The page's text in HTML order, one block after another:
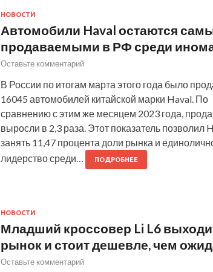
НОВОСТИ
Автомобили Haval остаются
продаваемыми в РФ среди
Оставьте комментарий
В России по итогам марта этого года было
16045 автомобилей китайской марки Haval. По
сравнению с этим же месяцем 2023 года,
выросли в 2,3 раза. Этот показатель позволил
занять 11,47 процента доли рынка и
лидерство среди…
ПОДРОБНЕЕ
НОВОСТИ
Младший кроссовер Li L6
рынок и стоит дешевле, чем
Оставьте комментарий